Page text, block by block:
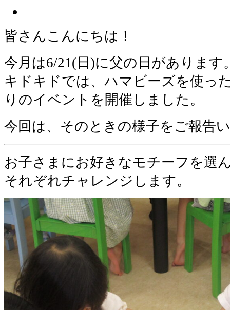
皆さんこんにちは！
今月は6/21(日)に父の日があります
キドキドでは、ハマビーズを使っ
りのイベントを開催しました。
今回は、そのときの様子をご報告
お子さまにお好きなモチーフを選
それぞれチャレンジします。